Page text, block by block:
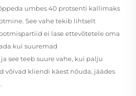
umbes 40 protsenti kallimaks
See vahe tekib lihtselt
ei lase ettevõtetele oma
kui suuremad
see teeb suure vahe, kui palju
võivad kliendi käest nõuda, jäädes